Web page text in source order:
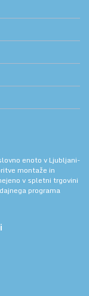
enoto v Ljubljani-
montaže in
v spletni trgovini
programa